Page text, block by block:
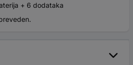
+ 6 dodataka